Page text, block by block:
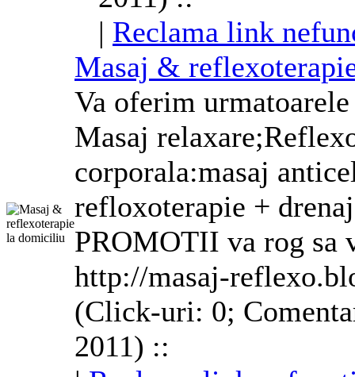
| Reclama link
Masaj &
Va oferim
Masaj
corporala:masaj
refloxoterapie +
PROMOTII va rog sa
http://masaj-
(Click-uri: 0;
2011) ::